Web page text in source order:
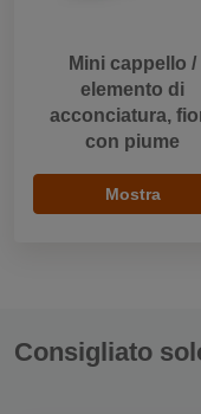
Mini cappello /
elemento di
acconciatura,
con piume
Mostra
Consigliato